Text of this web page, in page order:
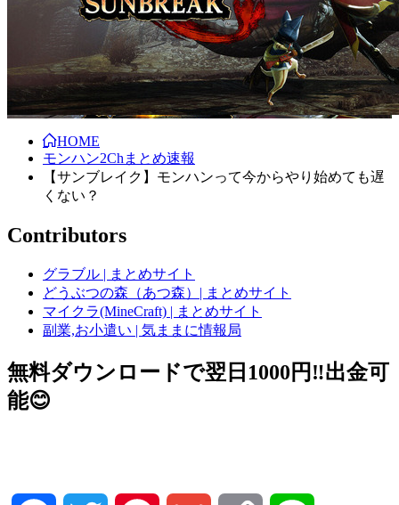
HOME
モンハン2Chまとめ速報
【サンブレイク】モンハンって今からやり始めても遅
くない？
Contributors
グラブル | まとめサイト
どうぶつの森（あつ森）| まとめサイト
マイクラ(MineCraft) | まとめサイト
副業,お小遣い | 気ままに情報局
無料ダウンロードで翌日1000円‼️出金可
能😊